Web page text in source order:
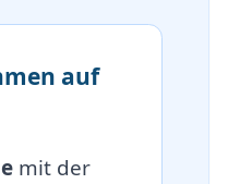
auf
mit der